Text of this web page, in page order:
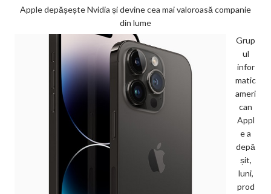
Apple depășește Nvidia și devine cea mai valoroasă companie
din lume
Grup
ul
infor
matic
ameri
can
Appl
e a
depă
șit,
luni,
prod